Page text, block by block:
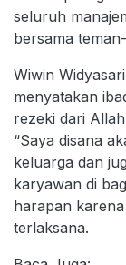
seluruh
bersama
Wiwin
menyatakan
rezeki dari
“Saya disana
keluarga dan
karyawan di
harapan
terlaksana.